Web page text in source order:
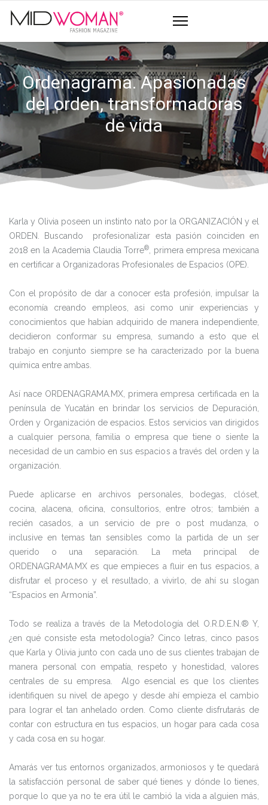
Ordenagrama. Apasionadas
del orden, transformadoras
de vida
Karla y Olivia poseen un instinto nato por la ORGANIZACIÓN y el
ORDEN. Buscando profesionalizar esta pasión coinciden en
2018 en la Academia Claudia Torre®
, primera empresa mexicana
en certificar a Organizadoras Profesionales de Espacios (OPE).
Con el propósito de dar a conocer esta profesión, impulsar la
economía creando empleos, asi como unir experiencias y
conocimientos que habían adquirido de manera independiente,
decidieron conformar su empresa, sumando a esto que el
trabajo en conjunto siempre se ha caracterizado por la buena
química entre ambas.
Así nace ORDENAGRAMA.MX, primera empresa certificada en la
península de Yucatán en brindar los servicios de Depuración,
Orden y Organización de espacios. Estos servicios van dirigidos
a cualquier persona, familia o empresa que tiene o siente la
necesidad de un cambio en sus espacios a través del orden y la
organización.
Puede aplicarse en archivos personales, bodegas, clóset,
cocina, alacena, oficina, consultorios, entre otros; también a
recién casados, a un servicio de pre o post mudanza, o
inclusive en temas tan sensibles como la partida de un ser
querido o una separación. La meta principal de
ORDENAGRAMA.MX es que empieces a fluir en tus espacios, a
disfrutar el proceso y el resultado, a vivirlo, de ahí su slogan
“Espacios en Armonía”.
Todo se realiza a través de la Metodología del O.R.D.E.N.® Y,
¿en qué consiste esta metodología? Cinco letras, cinco pasos
que Karla y Olivia junto con cada uno de sus clientes trabajan de
manera personal con empatía, respeto y honestidad, valores
centrales de su empresa. Algo esencial es que los clientes
identifiquen su nivel de apego y desde ahí empieza el cambio
para lograr el tan anhelado orden. Como cliente disfrutarás de
contar con estructura en tus espacios, un hogar para cada cosa
y cada cosa en su hogar.
Amarás ver tus entornos organizados, armoniosos y te quedará
la satisfacción personal de saber qué tienes y dónde lo tienes,
porque lo que ya no te era útil le cambió la vida a alguien más,